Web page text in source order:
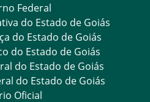
Federal
do Estado de Goiás
do Estado de Goiás
do Estado de Goiás
do Estado de Goiás
do Estado de Goiás
Oficial